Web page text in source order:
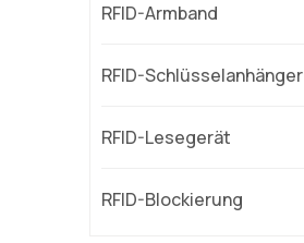
RFID-Armband
RFID-Schlüsselanhänger
RFID-Lesegerät
RFID-Blockierung